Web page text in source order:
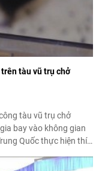
tàu vũ trụ chở
tàu vũ trụ chở
bay vào không gian
Quốc thực hiện thí
lý của sinh vật trong